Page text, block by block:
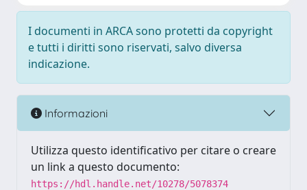
I documenti in ARCA sono protetti da copyright
e tutti i diritti sono riservati, salvo diversa
indicazione.
Informazioni
Utilizza questo identificativo per citare o creare
un link a questo documento:
https://hdl.handle.net/10278/5078374